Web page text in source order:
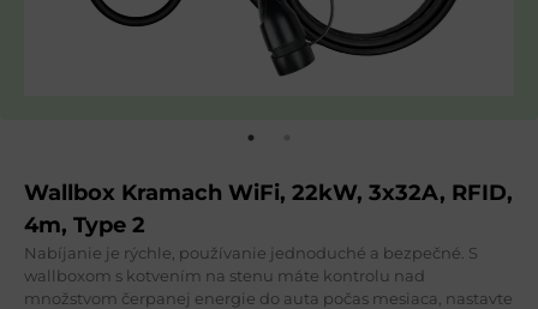
Wallbox Kramach WiFi, 22kW, 3x32A, RFID,
4m, Type 2
Nabíjanie je rýchle, používanie jednoduché a bezpečné. S
wallboxom s kotvením na stenu máte kontrolu nad
množstvom čerpanej energie do auta počas mesiaca, nastavte